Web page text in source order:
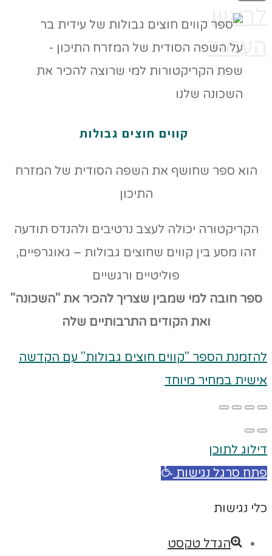
לראש
העמוד
קווים חוצים גבולות
הוא ספר שחושף את השפה הסודית של המזרח
התיכון
הקריקטורה יכולה לעצב נרטיבים ולהנדס תודעה
זהו מסע בין קווים שחוצים גבולות – גאוגרפיים,
פוליטיים ורגשיים
ספר חובה למי שמבין שצריך להכיר את "השכונה"
ואת הקודים התרבותיים שלה
להזמנת הספר "קווים חוצים גבולות" עם הקדשה
אישית במחיר מיוחד
דילוג לתוכן
פתח סרגל נגישות
כלי נגישות
הגדל טקסט